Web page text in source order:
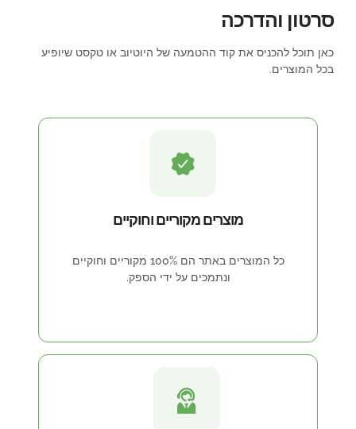
סרטון והדרכה
כאן תוכל להכניס את קוד ההטמעה של היוטיוב או טקסט שיופיע
בכל המוצרים.
מוצרים מקוריים וחוקיים
כל המוצרים באתר הם 100% מקוריים וחוקיים
ונתמכים על ידי הספק.